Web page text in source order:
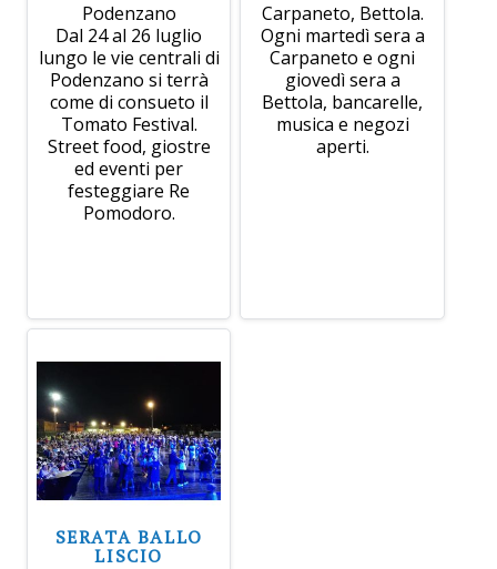
Podenzano
Dal 24 al 26 luglio
lungo le vie centrali di
Podenzano si terrà
come di consueto il
Tomato Festival.
Street food, giostre
ed eventi per
festeggiare Re
Pomodoro.
Carpaneto, Bettola.
Ogni martedì sera a
Carpaneto e ogni
giovedì sera a
Bettola, bancarelle,
musica e negozi
aperti.
SERATA BALLO
LISCIO